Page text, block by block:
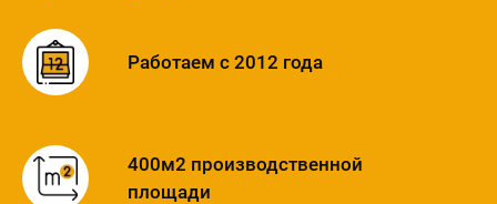
Работаем с 2012 года
400м2 производственной
площади